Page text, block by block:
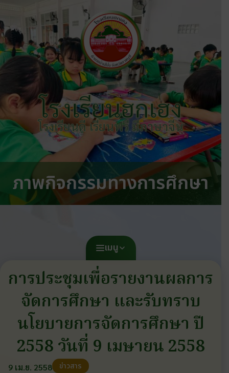
โรงเรียนฮกเฮง
โรงเรียนดี เรียนฟรี มีภาษาจีน
ภาพกิจกรรมทางการศึกษา
เมนู
การประชุมเพื่อรายงานผลการ
จัดการศึกษา และรับทราบ
นโยบายการจัดการศึกษา ปี
2558 วันที่ 9 เมษายน 2558
9 เม.ย. 2558 ข่าวสาร